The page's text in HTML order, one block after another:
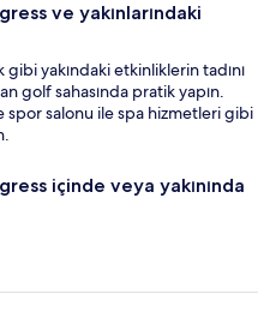
ve yakınlarındaki
yakındaki etkinliklerin tadını
golf sahasında pratik yapın.
spor salonu ile spa hizmetleri gibi
içinde veya yakınında